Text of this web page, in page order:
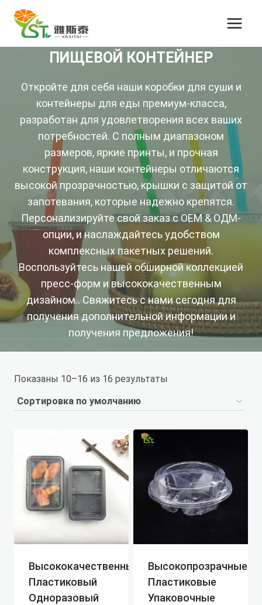
Перейти
контенту
ПИЩЕВОЙ КОНТЕЙНЕР
Откройте для себя наши коробки для суши и
контейнеры для еды премиум-класса,
разработан для удовлетворения всех ваших
потребностей. С полным диапазоном
размеров, яркие принты, и прочная
конструкция, наши контейнеры отличаются
высокой прозрачностью, крышки с защитой от
запотевания, которые надежно крепятся.
Персонализируйте свой заказ с OEM & ОДМ-
опции, и наслаждайтесь удобством
комплексных пакетных решений.
Воспользуйтесь нашей обширной коллекцией
пресс-форм и высококачественным
дизайном.. Свяжитесь с нами сегодня для
получения дополнительной информации и
получения предложения!
Показаны 10–16 из 16 результаты
Высококачественный
Пластиковый
Одноразовый
Высокопрозрачные
Пластиковые
Упаковочные